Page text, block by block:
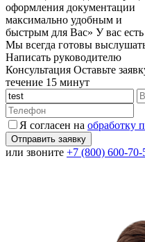
оформления документации
максимально удобным и
быстрым для Вас» У вас
Мы всегда готовы
Написать руководителю
Консультация Оставьте
течение 15 минут
Я согласен на обработку
или звоните +7 (800) 600-70-